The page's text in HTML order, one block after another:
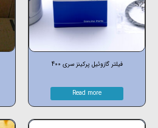
فیلتر گازوئیل پرکینز سری 400
Read more